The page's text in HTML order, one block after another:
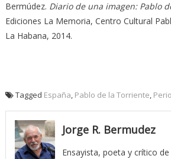
Bermúdez. Diario de una imagen: Pablo
Ediciones La Memoria, Centro Cultural
La Habana, 2014.
Tagged España, Pablo de la Torriente,
Jorge R. Bermudez
Ensayista, poeta y crítico de